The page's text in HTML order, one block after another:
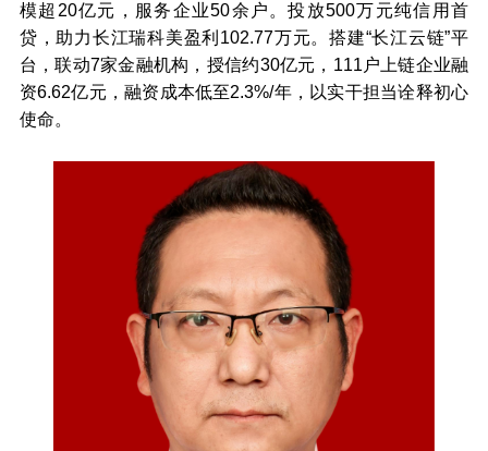
模超20亿元，服务企业50余户。投放500万元纯信用首
贷，助力长江瑞科美盈利102.77万元。搭建“长江云链”平
台，联动7家金融机构，授信约30亿元，111户上链企业融
资6.62亿元，融资成本低至2.3%/年，以实干担当诠释初心
使命。